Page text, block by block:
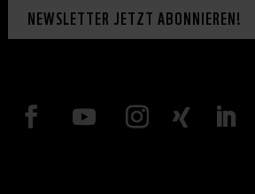
NEWSLETTER JETZT ABONNIEREN!